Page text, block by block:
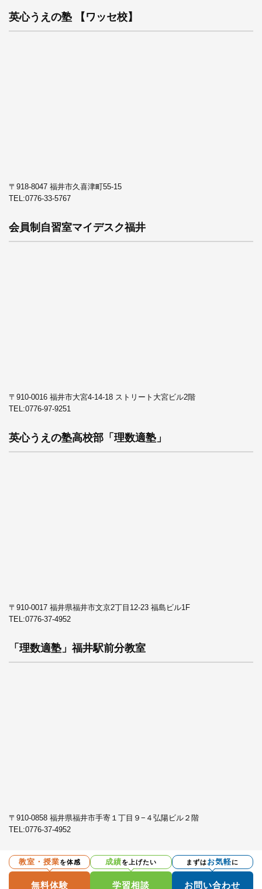
英心うえの塾 【ワッセ校】
〒918-8047 福井市久喜津町55-15
TEL:0776-33-5767
会員制自習室マイデスク福井
〒910-0016 福井市大宮4-14-18 ストリート大宮ビル2階
TEL:0776-97-9251
英心うえの塾高校部「理数適塾」
〒910-0017 福井県福井市文京2丁目12-23 福島ビル1F
TEL:0776-37-4952
「理数適塾」福井駅前分教室
〒910-0858 福井県福井市手寄１丁目９−４弘陽ビル２階
TEL:0776-37-4952
プライバシーポリシー
教室・授業を体感
無料体験
成績を上げたい
学習相談
まずはお気軽に
お問い合わせ